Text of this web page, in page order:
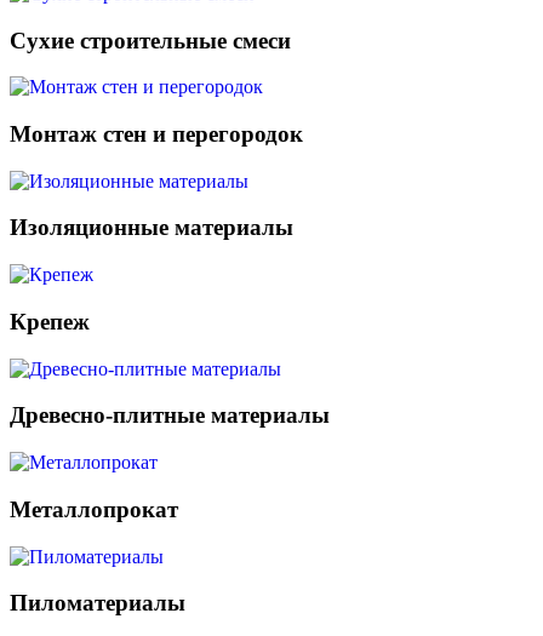
Сухие строительные смеси
Монтаж стен и перегородок
Изоляционные материалы
Крепеж
Древесно-плитные материалы
Металлопрокат
Пиломатериалы